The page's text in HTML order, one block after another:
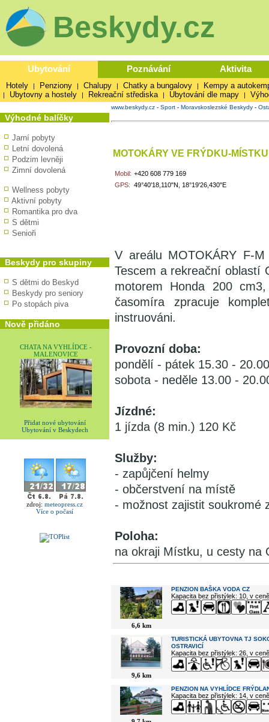
Beskydy.cz
Ubytování Poznávání Aktivita
Hotely | Penziony | Chalupy | Chatky a bungalovy | Kempy a
| Ubytovny a hostely | Rekreační střediska | Ubytování dle mapy |
Výhodné balíčky
Jarní pobyty
Letní dovolená
Podzim levněji
Zimní dovolená
Wellness pobyty
Aktivní pobyty
Romantika pro dva
S dětmi
Senioři
Beskydy pro skupiny
S dětmi do Beskyd
Beskydy pro seniory
Po stopách piva
Nově přidáno
CHATA NA VYHLÍDCE -
MALENOVICE
Přidat nové ubytování
Ubytování v Beskydech
zdroj: meteopress.cz
Více o počasí
www.beskydy.cz - Sport - Moravskoslezské Beskydy -
MOTOKÁRY VE FRÝDKU-MÍSTKU
Mobil: +420 608 779 169
GPS: 49°40'18,110"N, 18°19'26,430"E
V areálu MOTOKÁRY F-
Tescem a rekreační oblastí
motorem Honda 200
časomíra zpracuje
instruováni.
Provozní doba:
pondělí - pátek 15.30 - 20.00
sobota - neděle 13.00 -
Jízdné:
1 jízda (8 min.) 120 Kč
Služby:
- zapůjčení helmy
- občerstvení na místě
- možnost zajistit soukromé
Poloha:
na okraji Místku, u cesty na
6,6 km
PENZION BAŠKA VODA CZ
Kapacita bez přistýlek: 10, v
9,6 km
TURISTICKÁ UBYTOVNA TJ
OSTRAVICÍ
Kapacita bez přistýlek: 26, v
PENZION NA VYHLÍDCE
Kapacita bez přistýlek: 14, v